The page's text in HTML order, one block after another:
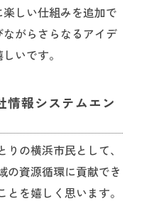
しい仕組みを追加で
がらさらなるアイデ
いです。
情報システムエン
りの横浜市民として、
の資源循環に貢献でき
とを嬉しく思います。